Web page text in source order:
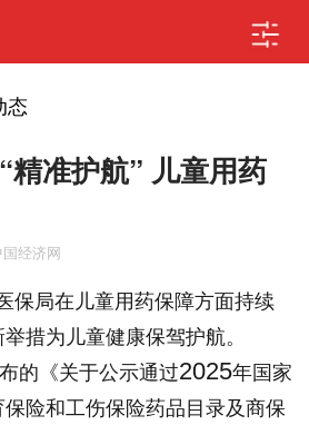
态
精准护航” 儿童用药
经济网
保局在儿童用药保障方面持续
措为儿童健康保驾护航。
的《关于公示通过2025年国家
险和工伤保险药品目录及商保